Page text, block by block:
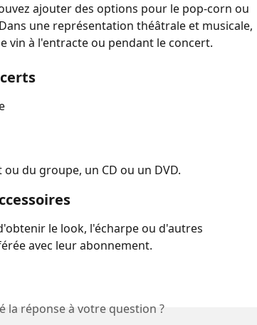
ajouter des options pour le pop-corn ou
une représentation théâtrale et musicale,
vin à l'entracte ou pendant le concert.
du groupe, un CD ou un DVD.
le look, l'écharpe ou d'autres
avec leur abonnement.
la réponse à votre question ?